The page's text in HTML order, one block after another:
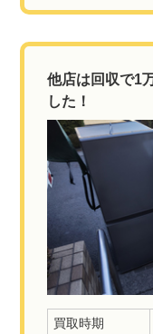
他店は回収で1
した！
買取時期